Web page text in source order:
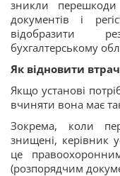
зникли
документів і
відобразити
бухгалтерському
Як відновити
Якщо установі
вчиняти вона має
Зокрема, коли
знищені, керівник
це
(розпорядчим